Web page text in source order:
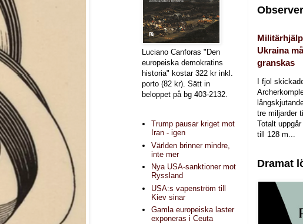
Luciano Canforas "Den
europeiska demokratins
historia" kostar 322 kr inkl.
porto (82 kr). Sätt in
beloppet på bg 403-2132.
Trump pausar kriget mot
Iran - igen
Världen brinner mindre,
inte mer
Nya USA-sanktioner mot
Ryssland
USA:s vapenström till
Kiev sinar
Gamla europeiska laster
exponeras i Ceuta
Ukraina
granskas
I fjol
tre miljarder
Totalt
till 128 m...
Dramat